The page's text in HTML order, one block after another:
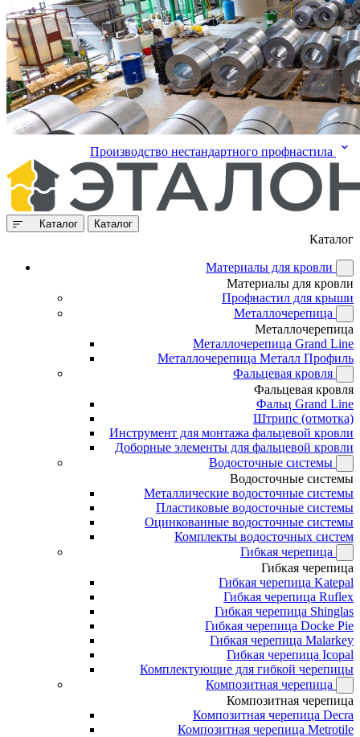
Производство нестандартного профнастила
Каталог Каталог
Каталог
Материалы для кровли
Материалы для кровли
Профнастил для крыши
Металлочерепица
Металлочерепица
Металлочерепица Grand Line
Металлочерепица Металл Профиль
Фальцевая кровля
Фальцевая кровля
Фальц Grand Line
Штрипс (отмотка)
Инструмент для монтажа фальцевой кровли
Доборные элементы для фальцевой кровли
Водосточные системы
Водосточные системы
Металлические водосточные системы
Пластиковые водосточные системы
Оцинкованные водосточные системы
Комплекты водосточных систем
Гибкая черепица
Гибкая черепица
Гибкая черепица Katepal
Гибкая черепица Ruflex
Гибкая черепица Shinglas
Гибкая черепица Docke Pie
Гибкая черепица Malarkey
Гибкая черепица Icopal
Комплектующие для гибкой черепицы
Композитная черепица
Композитная черепица
Композитная черепица Decra
Композитная черепица Metrotile